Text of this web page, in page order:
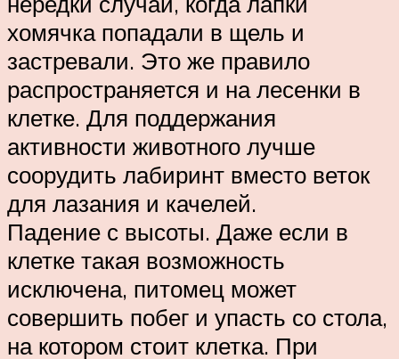
хомячка попадали в щель и
застревали. Это же правило
распространяется и на лесенки в
клетке. Для поддержания
активности животного лучше
соорудить лабиринт вместо веток
для лазания и качелей.
Падение с высоты. Даже если в
клетке такая возможность
исключена, питомец может
совершить побег и упасть со стола,
на котором стоит клетка. При